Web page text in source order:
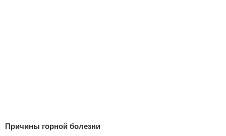
Причины горной болезни